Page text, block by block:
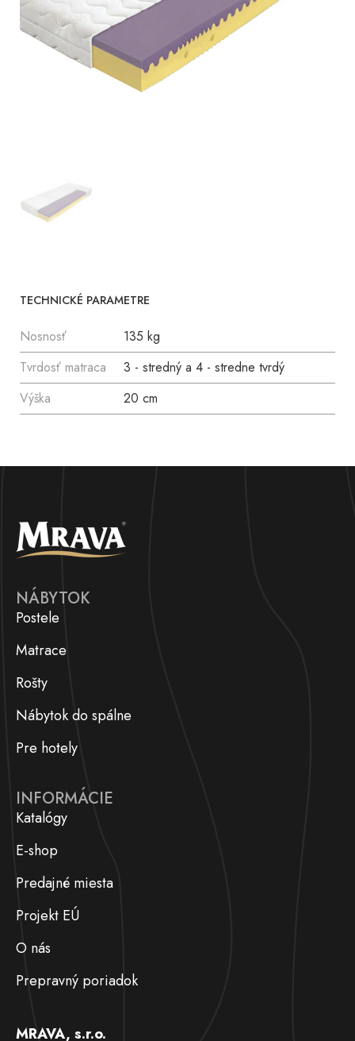
TECHNICKÉ PARAMETRE
Nosnosť
135 kg
Tvrdosť matraca
3 - stredný a 4 - stredne tvrdý
Výška
20 cm
NÁBYTOK
Postele
Matrace
Rošty
Nábytok do spálne
Pre hotely
INFORMÁCIE
Katalógy
E-shop
Predajné miesta
Projekt EÚ
O nás
Prepravný poriadok
MRAVA, s.r.o.